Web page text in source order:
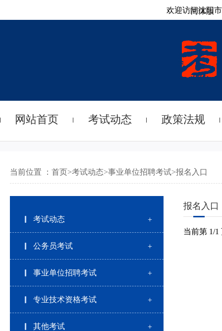
欢迎访问沈阳
简体版
网站首页 考试动态 政策法规
当前位置 ： 首页>考试动态>事业单位招聘考试>报名入口
考试动态
公务员考试
通知公告
事业单位招聘考试
通知公告
成绩查询
报名入口
专业技术资格考试
证书发放
通知公告
报名入口
其他考试
报名入口
当前第 1/1